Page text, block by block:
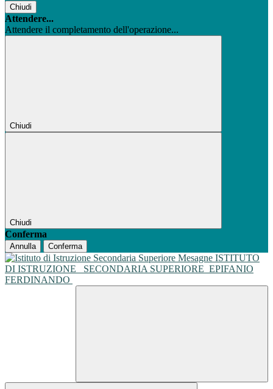
Chiudi
Attendere...
Attendere il completamento dell'operazione...
Chiudi
Chiudi
Conferma
Annulla Conferma
ISTITUTO
DI ISTRUZIONE
SECONDARIA SUPERIORE EPIFANIO
FERDINANDO